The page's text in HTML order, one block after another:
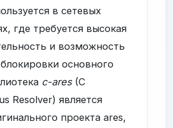
в сетевых
где требуется высокая
и возможность
основного
c-ares(C
Resolver) является
проекта ares,